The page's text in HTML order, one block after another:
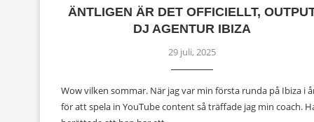
ÄNTLIGEN ÄR DET OFFICIELLT,
DJ AGENTUR IBIZA
29 juli, 2025
Wow vilken sommar. När jag var min första runda på Ibiza i
för att spela in YouTube content så träffade jag min coach.